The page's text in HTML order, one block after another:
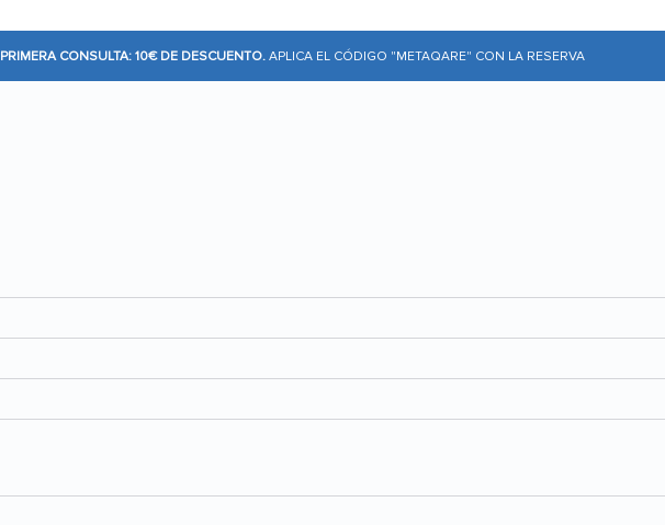
PRIMERA CONSULTA: 10€ DE DESCUENTO. APLICA EL CÓDIGO "METAQARE" CON LA RESERVA